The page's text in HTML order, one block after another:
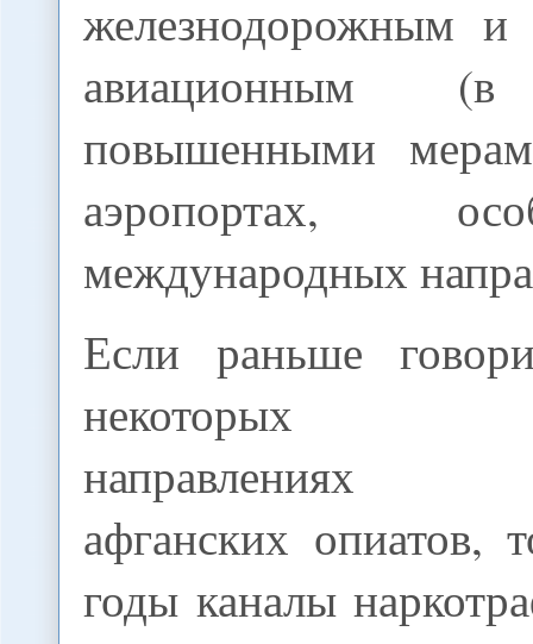
железнодорожным
авиационным
повышенными
аэропортах,
международных
Если раньше
некоторых
направлениях
афганских опиатов,
годы каналы